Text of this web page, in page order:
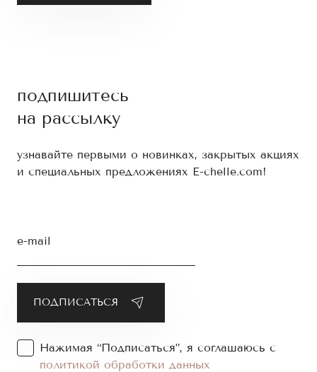
подпишитесь
на рассылку
узнавайте первыми о новинках, закрытых акциях
и специальных предложениях E-chelle.com!
e-mail
Нажимая “Подписаться”, я соглашаюсь с
политикой обработки данных